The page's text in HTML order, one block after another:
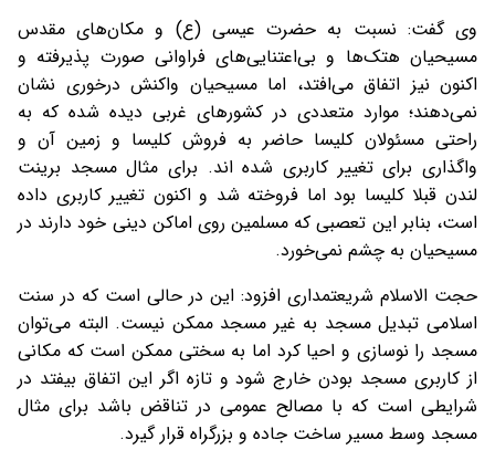
وی گفت: نسبت به حضرت عیسی (ع) و مکان‌های مقدس
مسیحیان هتک‌ها و بی‌اعتنایی‌های فراوانی صورت پذیرفته و
اکنون نیز اتفاق می‌افتد، اما مسیحیان واکنش درخوری نشان
نمی‌دهند؛ موارد متعددی در کشورهای غربی دیده شده که به
راحتی مسئولان کلیسا حاضر به فروش کلیسا و زمین آن و
واگذاری برای تغییر کاربری شده اند. برای مثال مسجد برینت
لندن قبلا کلیسا بود اما فروخته شد و اکنون تغییر کاربری داده
است، بنابر این تعصبی که مسلمین روی اماکن دینی خود دارند در
مسیحیان به چشم نمی‌خورد.
حجت الاسلام شریعتمداری افزود: این در حالی است که در سنت
اسلامی تبدیل مسجد به غیر مسجد ممکن نیست. البته می‌توان
مسجد را نوسازی و احیا کرد اما به سختی ممکن است که مکانی
از کاربری مسجد بودن خارج شود و تازه اگر این اتفاق بیفتد در
شرایطی است که با مصالح عمومی در تناقض باشد برای مثال
مسجد وسط مسیر ساخت جاده و بزرگراه قرار گیرد.